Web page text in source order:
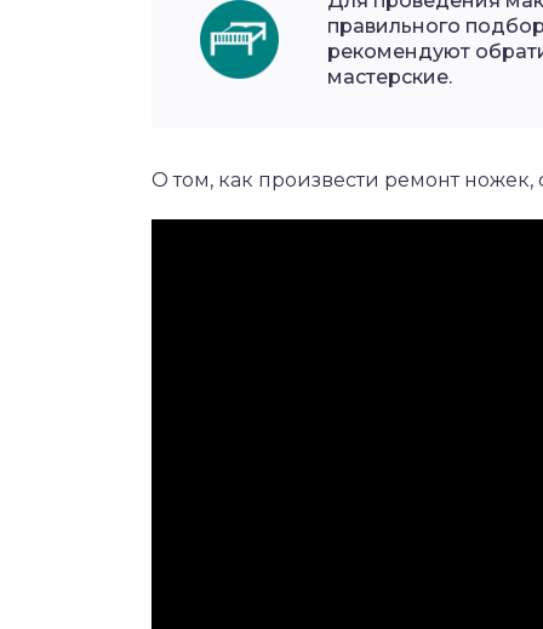
правильного
рекомендуют
мастерские.
О том, как произвести ремонт ножек,